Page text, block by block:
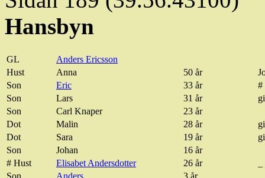
Hansbyn
GL
Anders Ericsson
Hust
Anna 50 år
Son
Eric 33 år
#
Son
Lars 31 år
Son
Carl Knaper
23 år
Dot
Malin 28 år
Dot
Sara 19 år
Son
Johan
16 år
# Hust Elisabet Andersdotter 26 år